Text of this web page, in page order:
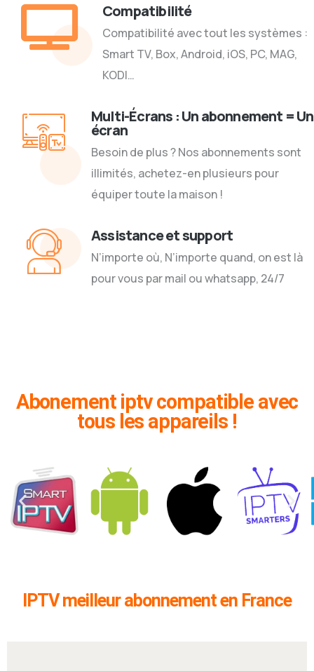
Compatibilité
Compatibilité avec tout les systèmes :
Smart TV, Box, Android, iOS, PC, MAG,
KODI…
Multi-Écrans : Un abonnement = Un
écran
Besoin de plus ? Nos abonnements sont
illimités, achetez-en plusieurs pour
équiper toute la maison !
Assistance et support
N’importe où, N’importe quand, on est là
pour vous par mail ou whatsapp, 24/7
Abonement iptv compatible avec
tous les appareils !
IPTV meilleur abonnement en France